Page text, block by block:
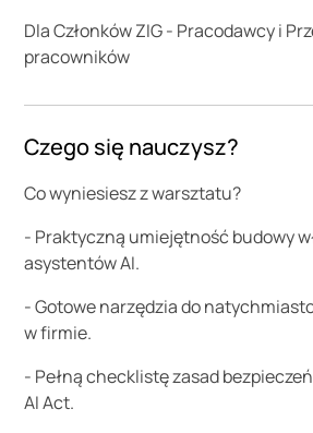
Dla Członków ZIG - Pracodawcy i
pracowników
Czego się nauczysz?
Co wyniesiesz z warsztatu?
- Praktyczną umiejętność budowy
asystentów AI.
- Gotowe narzędzia do
w firmie.
- Pełną checklistę zasad
AI Act.